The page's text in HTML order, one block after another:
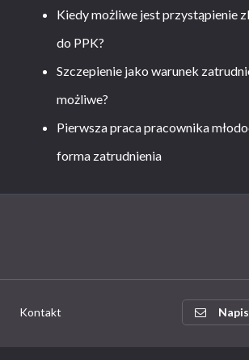
Kiedy możliwe jest przystąpienie
do PPK?
Szczepienie jako warunek
możliwe?
Pierwsza praca pracownika
forma zatrudnienia
Kontakt